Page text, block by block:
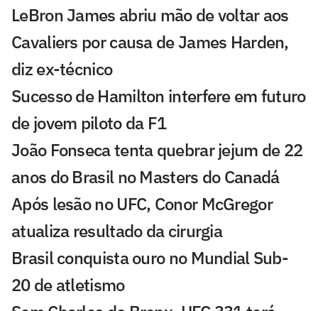
LeBron James abriu mão de voltar aos
Cavaliers por causa de James Harden,
diz ex-técnico
Sucesso de Hamilton interfere em futuro
de jovem piloto da F1
João Fonseca tenta quebrar jejum de 22
anos do Brasil no Masters do Canadá
Após lesão no UFC, Conor McGregor
atualiza resultado da cirurgia
Brasil conquista ouro no Mundial Sub-
20 de atletismo